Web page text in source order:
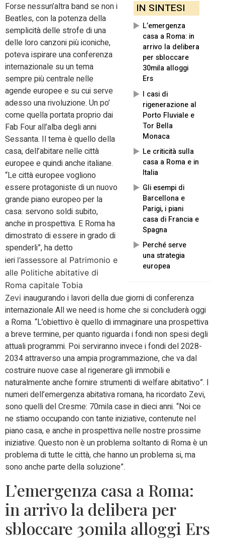
IN SINTESI
L’emergenza
casa a Roma: in
arrivo la delibera
per sbloccare
30mila alloggi
Ers
I casi di
rigenerazione al
Porto Fluviale e
Tor Bella
Monaca
Le criticità sulla
casa a Roma e in
Italia
Gli esempi di
Barcellona e
Parigi, i piani
casa di Francia e
Spagna
Perché serve
una strategia
europea
Forse nessun’altra band se non i
Beatles, con la potenza della
semplicità delle strofe di una
delle loro canzoni più iconiche,
poteva ispirare una conferenza
internazionale su un tema
sempre più centrale nelle
agende europee e su cui serve
adesso una rivoluzione. Un po’
come quella portata proprio dai
Fab Four all’alba degli anni
Sessanta. Il tema è quello della
casa, dell’abitare nelle città
europee e quindi anche italiane.
“Le città europee vogliono
essere protagoniste di un nuovo
grande piano europeo per la
casa: servono soldi subito,
anche in prospettiva. E Roma ha
dimostrato di essere in grado di
spenderli”, ha detto
ieri l’assessore al Patrimonio e
alle Politiche abitative di
Roma capitale Tobia
Zevi inaugurando i lavori della due giorni di conferenza
internazionale All we need is home che si concluderà oggi
a Roma. “L’obiettivo è quello di immaginare una prospettiva
a breve termine, per quanto riguarda i fondi non spesi degli
attuali programmi. Poi serviranno invece i fondi del 2028-
2034 attraverso una ampia programmazione, che va dal
costruire nuove case al rigenerare gli immobili e
naturalmente anche fornire strumenti di welfare abitativo”. I
numeri dell’emergenza abitativa romana, ha ricordato Zevi,
sono quelli del Cresme: 70mila case in dieci anni. “Noi ce
ne stiamo occupando con tante iniziative, contenute nel
piano casa, e anche in prospettiva nelle nostre prossime
iniziative. Questo non è un problema soltanto di Roma è un
problema di tutte le città, che hanno un problema si, ma
sono anche parte della soluzione”.
L’emergenza casa a Roma:
in arrivo la delibera per
sbloccare 30mila alloggi Ers